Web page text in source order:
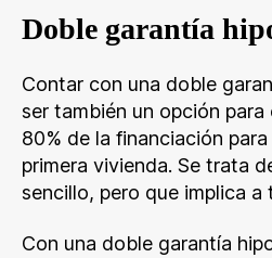
Doble garantía
Contar con una doble
ser también un opción para
80% de la financiación
primera vivienda. Se trata
sencillo, pero que implica a
Con una doble garantía